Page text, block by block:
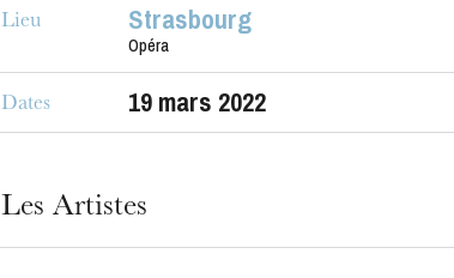
Lieu Strasbourg
Opéra
Dates 19mars 2022
Les Artistes